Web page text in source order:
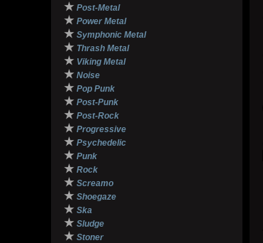
★ Post-Metal
★ Power Metal
★ Symphonic Metal
★ Thrash Metal
★ Viking Metal
★ Noise
★ Pop Punk
★ Post-Punk
★ Post-Rock
★ Progressive
★ Psychedelic
★ Punk
★ Rock
★ Screamo
★ Shoegaze
★ Ska
★ Sludge
★ Stoner